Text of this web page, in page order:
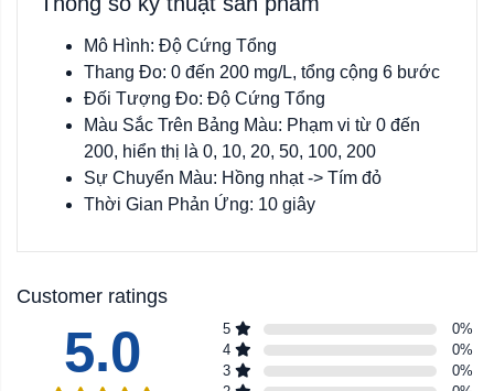
Mô Hình: Độ Cứng Tổng
Thang Đo: 0 đến 200 mg/L, tổng cộng 6 bước
Đối Tượng Đo: Độ Cứng Tổng
Màu Sắc Trên Bảng Màu: Phạm vi từ 0 đến
200, hiển thị là 0, 10, 20, 50, 100, 200
Sự Chuyển Màu: Hồng nhạt -> Tím đỏ
Thời Gian Phản Ứng: 10 giây
Customer ratings
5.0 5 0%
4
0%
3
0%